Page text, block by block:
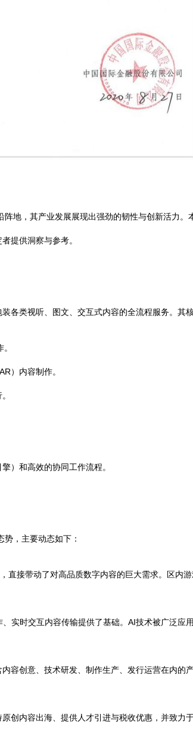
地，其产业发展展现出强劲的韧性与创新活力。
提供洞察与参考。
各类视听、图文、交互式内容的全流程服务。其
）内容制作。
）和高效的协同工作流程。
，主要动态如下：
直接带动了对高品质数字内容的巨大需求。区内
实时交互内容传输提供了基础。AI技术被广泛应
容创意、技术研发、制作生产、发行运营在内
创内容出海、提供人才引进与税收优惠，并致力